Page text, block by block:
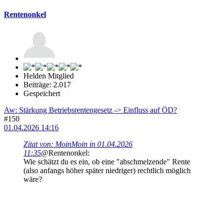
Rentenonkel
Helden Mitglied
Beiträge: 2.017
Gespeichert
Aw: Stärkung Betriebsrentengesetz -> Einfluss auf ÖD?
#150
01.04.2026 14:16
Zitat von: MoinMoin in 01.04.2026
11:35@Rentenonkel:
Wie schätzt du es ein, ob eine "abschmelzende" Rente
(also anfangs höher später niedriger) rechtlich möglich
wäre?